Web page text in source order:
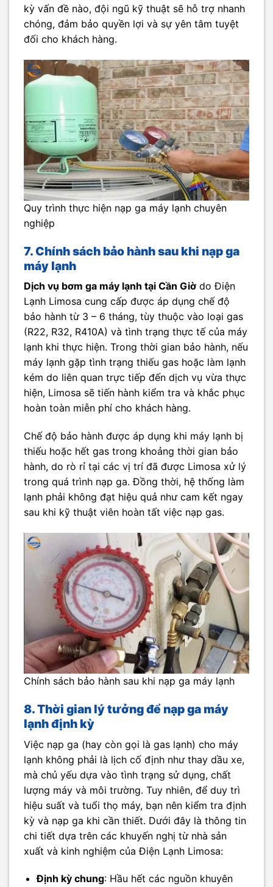
kỳ vấn đề nào, đội ngũ kỹ thuật sẽ hỗ trợ nhanh
chóng, đảm bảo quyền lợi và sự yên tâm tuyệt
đối cho khách hàng.
Quy trình thực hiện nạp ga máy lạnh chuyên
nghiệp
7. Chính sách bảo hành sau khi nạp ga
máy lạnh
Dịch vụ bơm ga máy lạnh tại Cần Giờ do Điện
Lạnh Limosa cung cấp được áp dụng chế độ
bảo hành từ 3 – 6 tháng, tùy thuộc vào loại gas
(R22, R32, R410A) và tình trạng thực tế của máy
lạnh khi thực hiện. Trong thời gian bảo hành, nếu
máy lạnh gặp tình trạng thiếu gas hoặc làm lạnh
kém do liên quan trực tiếp đến dịch vụ vừa thực
hiện, Limosa sẽ tiến hành kiểm tra và khắc phục
hoàn toàn miễn phí cho khách hàng.
Chế độ bảo hành được áp dụng khi máy lạnh bị
thiếu hoặc hết gas trong khoảng thời gian bảo
hành, do rò rỉ tại các vị trí đã được Limosa xử lý
trong quá trình nạp ga. Đồng thời, hệ thống làm
lạnh phải không đạt hiệu quả như cam kết ngay
sau khi kỹ thuật viên hoàn tất việc nạp gas.
Chính sách bảo hành sau khi nạp ga máy lạnh
8. Thời gian lý tưởng để nạp ga máy
lạnh định kỳ
Việc nạp ga (hay còn gọi là gas lạnh) cho máy
lạnh không phải là lịch cố định như thay dầu xe,
mà chủ yếu dựa vào tình trạng sử dụng, chất
lượng máy và môi trường. Tuy nhiên, để duy trì
hiệu suất và tuổi thọ máy, bạn nên kiểm tra định
kỳ và nạp ga khi cần thiết. Dưới đây là thông tin
chi tiết dựa trên các khuyến nghị từ nhà sản
xuất và kinh nghiệm của Điện Lạnh Limosa:
Định kỳ chung: Hầu hết các nguồn khuyên